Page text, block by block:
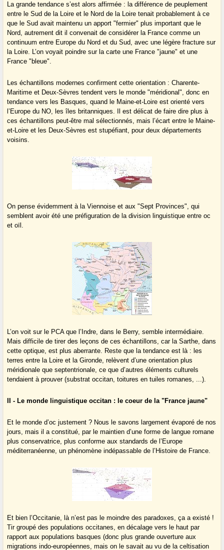
La grande tendance s’est alors affirmée : la différence de peuplement
entre le Sud de la Loire et le Nord de la Loire tenait probablement à ce
que le Sud avait maintenu un apport "fermier" plus important que le
Nord, autrement dit il convenait de considérer la France comme un
continuum entre Europe du Nord et du Sud, avec une légère fracture sur
la Loire. L’on voyait poindre sur la carte une France "jaune" et une
France "bleue".
Les échantillons modernes confirment cette orientation : Charente-
Maritime et Deux-Sèvres tendent vers le monde "méridional", donc en
tendance vers les Basques, quand le Maine-et-Loire est orienté vers
l’Europe du NO, les îles britanniques. Il est délicat de faire dire plus à
ces échantillons peut-être mal sélectionnés, mais l’écart entre le Maine-
et-Loire et les Deux-Sèvres est stupéfiant, pour deux départements
voisins.
On pense évidemment à la Viennoise et aux "Sept Provinces", qui
semblent avoir été une préfiguration de la division linguistique entre oc
et oïl.
L’on voit sur le PCA que l’Indre, dans le Berry, semble intermédiaire.
Mais difficile de tirer des leçons de ces échantillons, car la Sarthe, dans
cette optique, est plus aberrante. Reste que la tendance est là : les
terres entre la Loire et la Gironde, relèvent d’une orientation plus
méridionale que septentrionale, ce que d’autres éléments culturels
tendaient à prouver (substrat occitan, toitures en tuiles romanes, ...).
II - Le monde linguistique occitan : le coeur de la "France jaune"
Et le monde d’oc justement ? Nous le savons largement évaporé de nos
jours, mais il a constitué, par le maintien d’une forme de langue romane
plus conservatrice, plus conforme aux standards de l’Europe
méditerranéenne, un phénomène indépassable de l’Histoire de France.
Et bien l’Occitanie, là n’est pas le moindre des paradoxes, ça a existé !
Tir groupé des populations occitanes, en décalage vers le haut par
rapport aux populations basques (donc plus grande ouverture aux
migrations indo-européennes, mais on le savait au vu de la celtisation